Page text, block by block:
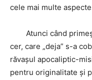
cele mai multe
Atunci când
cer, care „deja” s-a
răvașul apocaliptic-
pentru originalitate și